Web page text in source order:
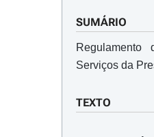
SUMÁRIO
Regulamento
Serviços da
TEXTO